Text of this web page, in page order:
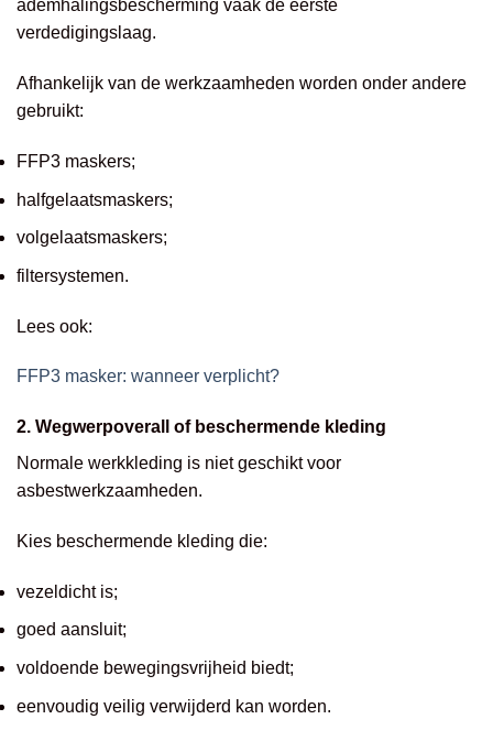
ademhalingsbescherming vaak de eerste
verdedigingslaag.
Afhankelijk van de werkzaamheden worden onder andere
gebruikt:
FFP3 maskers;
halfgelaatsmaskers;
volgelaatsmaskers;
filtersystemen.
Lees ook:
FFP3 masker: wanneer verplicht?
2. Wegwerpoverall of beschermende kleding
Normale werkkleding is niet geschikt voor
asbestwerkzaamheden.
Kies beschermende kleding die:
vezeldicht is;
goed aansluit;
voldoende bewegingsvrijheid biedt;
eenvoudig veilig verwijderd kan worden.